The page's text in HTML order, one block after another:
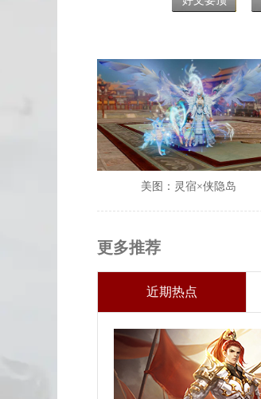
美图：灵宿×侠隐岛
更多推荐
近期热点